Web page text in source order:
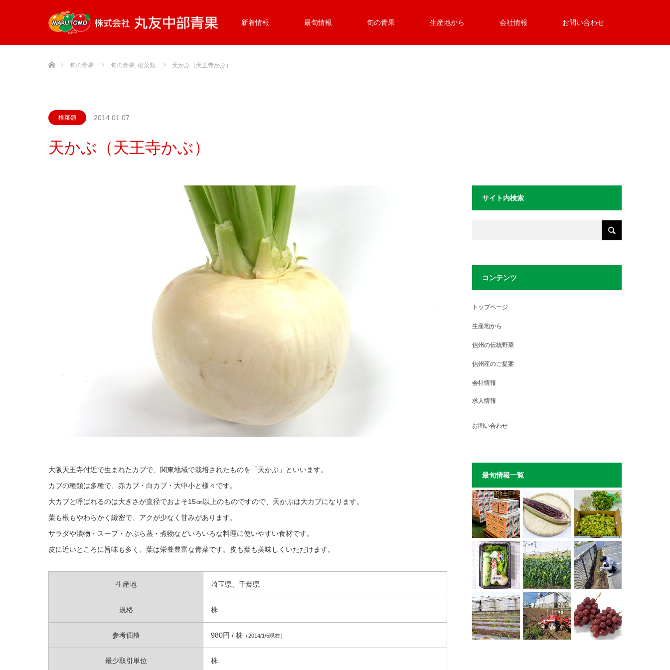
新着情報 最旬情報 旬の青果 生産地から 会社情報 お問い合わせ
旬の青果 旬の青果, 根菜類 天かぶ（天王寺かぶ）
根菜類 2014.01.07
天かぶ（天王寺かぶ）
大阪天王寺付近で生まれたカブで、関東地域で栽培されたものを「天かぶ」といいます。
カブの種類は多種で、赤カブ・白カブ・大中小と様々です。
大カブと呼ばれるのは大きさが直径でおよそ15㎝以上のものですので、天かぶは大カブになります。
葉も根もやわらかく緻密で、アクが少なく甘みがあります。
サラダや漬物・スープ・かぶら蒸・煮物などいろいろな料理に使いやすい食材です。
皮に近いところに旨味も多く、葉は栄養豊富な青菜です。皮も葉も美味しくいただけます。
生産地 埼玉県、千葉県
規格 株
参考価格 980円 / 株 （2014/1/5現在）
最少取引単位 株
サイト内検索
コンテンツ
トップページ
生産地から
信州の伝統野菜
信州産のご提案
会社情報
求人情報
お問い合わせ
最旬情報一覧